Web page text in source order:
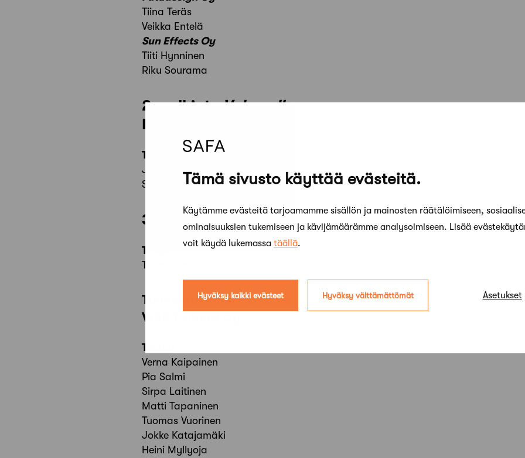
Tämä sivusto käyttää evästeitä.
Käytämme evästeitä tarjoamamme sisällön ja mainosten räätälöimiseen,
ominaisuuksien tukemiseen ja kävijämäärämme analysoimiseen. Lisää
voit käydä lukemassa täällä.
Hyväksy kaikki evästeet Hyväksy välttämättömät Asetukset
Tiina Teräs
Veikka Entelä
Sun Effects Oy
Tiiti Hynninen
Riku Sourama
2. palkintoValon alla
Pentagon Design Oy
Tekijät
Jari-Petri Voutilainen
Simon Örnberg
3. palkinto STEM
Tekijä
Tuomo Jauhiainen
TunnustuspalkintoSofie
WSP Finland Oy
Tekijät
Verna Kaipainen
Pia Salmi
Sirpa Laitinen
Matti Tapaninen
Tuomas Vuorinen
Jokke Katajamäki
Heini Myllyoja